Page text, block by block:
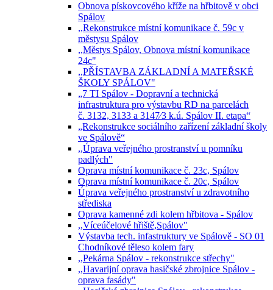
Obnova pískovcového kříže na hřbitově v obci
Spálov
,,Rekonstrukce místní komunikace č. 59c v
městysu Spálov
,,Městys Spálov, Obnova místní komunikace
24c"
,,PŘÍSTAVBA ZÁKLADNÍ A MATEŘSKÉ
ŠKOLY SPÁLOV"
„7 TI Spálov - Dopravní a technická
infrastruktura pro výstavbu RD na parcelách
č. 3132, 3133 a 3147⁄3 k.ú. Spálov II. etapa“
„Rekonstrukce sociálního zařízení základní školy
ve Spálově“
,,Úprava veřejného prostranství u pomníku
padlých"
Oprava místní komunikace č. 23c, Spálov
Oprava místní komunikace č. 20c, Spálov
Úprava veřejného prostranství u zdravotního
střediska
Oprava kamenné zdi kolem hřbitova - Spálov
,,Víceúčelové hřiště,Spálov"
Výstavba tech. infastruktury ve Spálově - SO 01
Chodníkové těleso kolem fary
,,Pekárna Spálov - rekonstrukce střechy"
,,Havarijní oprava hasičské zbrojnice Spálov -
oprava fasády"